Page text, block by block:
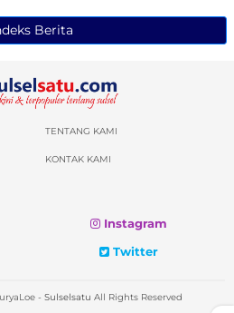
Berita
TENTANG KAMI
KONTAK KAMI
Instagram
Twitter
- Sulselsatu All Rights Reserved